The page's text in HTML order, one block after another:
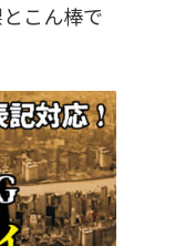
こん棒で